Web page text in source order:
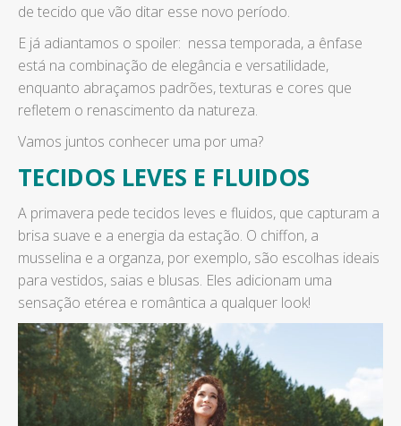
de tecido que vão ditar esse novo período.
E já adiantamos o spoiler: nessa temporada, a ênfase
está na combinação de elegância e versatilidade,
enquanto abraçamos padrões, texturas e cores que
refletem o renascimento da natureza.
Vamos juntos conhecer uma por uma?
TECIDOS LEVES E FLUIDOS
A primavera pede tecidos leves e fluidos, que capturam a
brisa suave e a energia da estação. O chiffon, a
musselina e a organza, por exemplo, são escolhas ideais
para vestidos, saias e blusas. Eles adicionam uma
sensação etérea e romântica a qualquer look!